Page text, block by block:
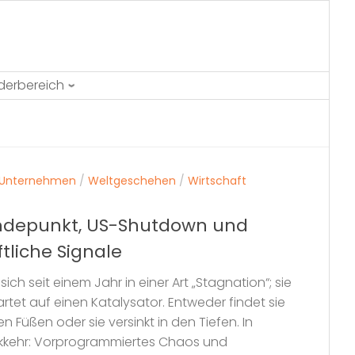
/ Weltgeschehen / Wirtschaft
US-Shutdown und
Signale
seit einem Jahr in einer Art „Stagnation“; sie
auf einen Katalysator. Entweder findet sie
Füßen oder sie versinkt in den Tiefen. In
Vorprogrammiertes Chaos und